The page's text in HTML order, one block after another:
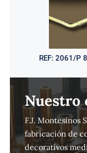
REF: 2061/P
Nuestro
F.J. Montesinos
fabricación de
decorativos